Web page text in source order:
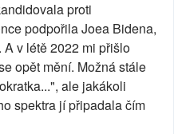
proti
podpořila Joea Bidena,
v létě 2022 mi přišlo
opět mění. Možná stále
ale jakákoli
spektra jí připadala čím